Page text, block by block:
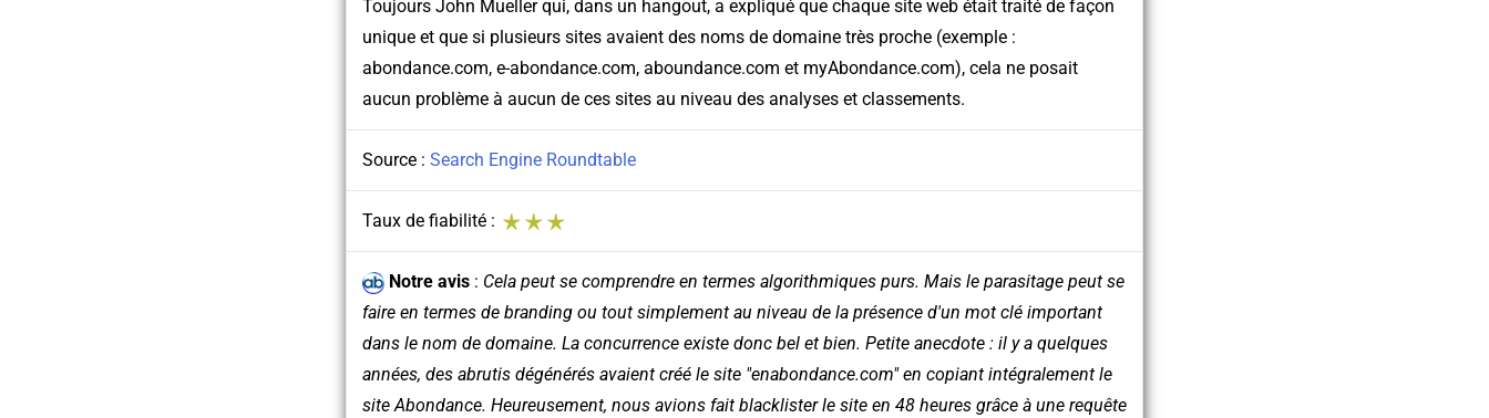
Toujours John Mueller qui, dans un hangout, a expliqué que chaque site web était traité de façon
unique et que si plusieurs sites avaient des noms de domaine très proche (exemple :
abondance.com, e-abondance.com, aboundance.com et myAbondance.com), cela ne posait
aucun problème à aucun de ces sites au niveau des analyses et classements.
Source : Search Engine Roundtable
Taux de fiabilité :
Notre avis: Cela peut se comprendre en termes algorithmiques purs. Mais le parasitage peut se
faire en termes de branding ou tout simplement au niveau de la présence d'un mot clé important
dans le nom de domaine. La concurrence existe donc bel et bien. Petite anecdote : il y a quelques
années, des abrutis dégénérés avaient créé le site "enabondance.com" en copiant intégralement le
site Abondance. Heureusement, nous avions fait blacklister le site en 48 heures grâce à une requête